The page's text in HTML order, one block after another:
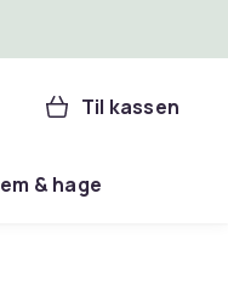
Til kassen
& hage